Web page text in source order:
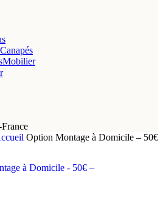
Canapés
Mobilier
Option Montage à Domicile – 50€